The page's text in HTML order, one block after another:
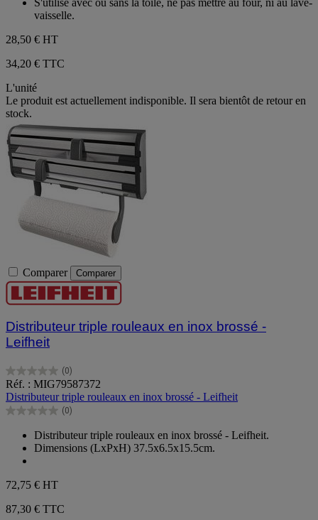
S'utilise avec ou sans la toile, ne pas mettre au four, ni au lave-
vaisselle.
28,50 € HT
34,20 € TTC
L'unité
Le produit est actuellement indisponible. Il sera bientôt de retour en
stock.
Comparer Comparer
Distributeur triple rouleaux en inox brossé -
Leifheit
(0)
0.0
sur
5
étoiles.
Réf. : MIG79587372
Distributeur triple rouleaux en inox brossé - Leifheit
(0)
0.0
étoiles.
Distributeur triple rouleaux en inox brossé - Leifheit.
Dimensions (LxPxH) 37.5x6.5x15.5cm.
72,75 € HT
87,30 € TTC